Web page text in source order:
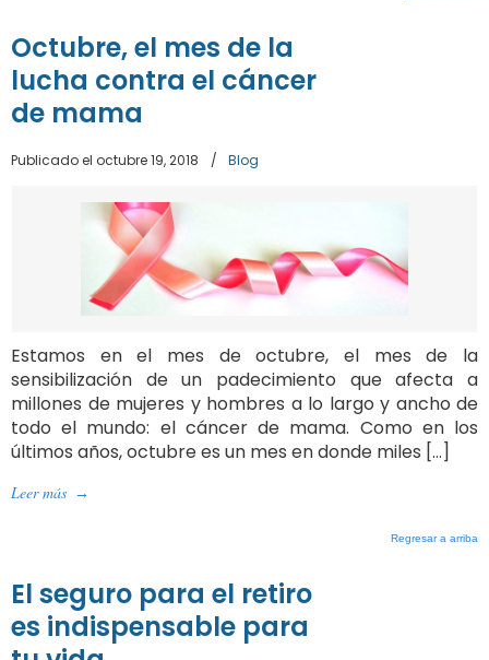
Octubre, el mes de la
lucha contra el cáncer
de mama
Publicado el octubre 19, 2018 / Blog
Estamos en el mes de octubre, el mes de la
sensibilización de un padecimiento que afecta a
millones de mujeres y hombres a lo largo y ancho de
todo el mundo: el cáncer de mama. Como en los
últimos años, octubre es un mes en donde miles […]
Leer más →
Regresar a arriba
El seguro para el retiro
es indispensable para